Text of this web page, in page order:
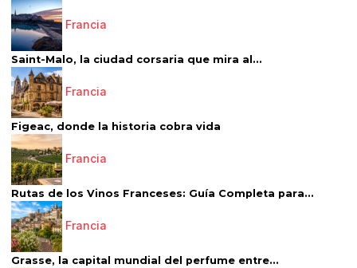
Francia
Saint-Malo, la ciudad corsaria que mira al...
Francia
Figeac, donde la historia cobra vida
Francia
Rutas de los Vinos Franceses: Guía Completa para...
Francia
Grasse, la capital mundial del perfume entre...